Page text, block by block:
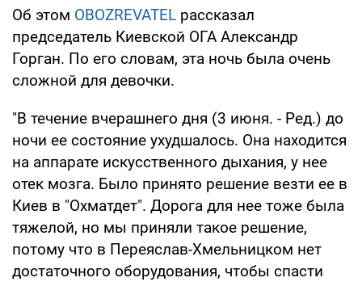
Об этом OBOZREVATEL рассказал
председатель Киевской ОГА Александр
Горган. По его словам, эта ночь была очень
сложной для девочки.
"В течение вчерашнего дня (3 июня. - Ред.) до
ночи ее состояние ухудшалось. Она находится
на аппарате искусственного дыхания, у нее
отек мозга. Было принято решение везти ее в
Киев в "Охматдет". Дорога для нее тоже была
тяжелой, но мы приняли такое решение,
потому что в Переяслав-Хмельницком нет
достаточного оборудования, чтобы спасти